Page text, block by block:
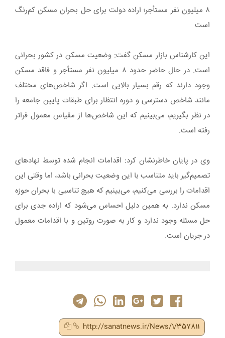
۸ میلیون نفر مستأجر؛ اراده دولت برای حل بحران مسکن کم‌رنگ
است
این کارشناس بازار مسکن گفت: وضعیت مسکن در کشور بحرانی
است. در حال حاضر حدود ۸ میلیون نفر مستأجر و فاقد مسکن
وجود دارند که رقم بسیار بالایی است. اگر شاخص‌های مختلف
مانند شاخص دسترسی و دوره انتظار برای طبقات پایین جامعه را
در نظر بگیریم، می‌بینیم که این شاخص‌ها از مقیاس معمول فراتر
رفته است.
وی در پایان خاطرنشان کرد: اقدامات انجام شده توسط نهادهای
تصمیم‌گیر باید متناسب با این وضعیت بحرانی باشد، اما وقتی این
اقدامات را بررسی می‌کنیم، می‌بینیم که هیچ تناسبی با بحران حوزه
مسکن ندارد. به همین دلیل احساس می‌شود که اراده جدی برای
حل مسئله وجود ندارد و کار به صورت روتین و با اقدامات معمول
در جریان است.
http://sanatnews.ir/News/1/357811